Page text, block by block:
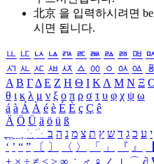
北京 을 입력하시려면
시면 됩니다.
ㅥ ㅦ ㅧ ㅨ ㅩ ㅪ ㅫ ㅬ ㅭ ㅮ
ㅺ ㅻ ㅼ ㅽ ㅾ ㅿ ㆀ ㆁ ㆂ ㆃ ㆄ
Α Β ΓΔ Ε Ζ Η Θ Ι ΚΛ Μ Ν Ξ
θ ι κ λ μ ν ξ ο π ρ σ τ υ φ χ ψ ω
á à Á À é è É È ç Ç ê
Ä Ö Ü ä ö ü ß
ִֶֹ ֻּ ׁׂ י ע כ ג ד ש ץ ת צ מ נ ה ב
‘ ’ “ ” 〔 〕 〈 〉 「 」 『 』 【